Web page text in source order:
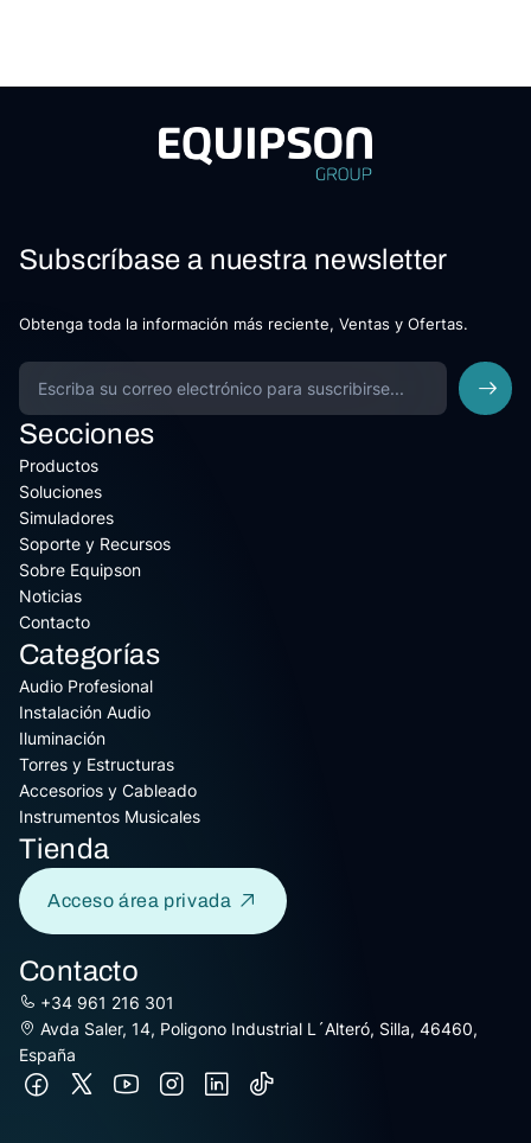
Subscríbase a nuestra newsletter
Obtenga toda la información más reciente, Ventas y Ofertas.
Secciones
Productos
Soluciones
Simuladores
Soporte y Recursos
Sobre Equipson
Noticias
Contacto
Categorías
Audio Profesional
Instalación Audio
Iluminación
Torres y Estructuras
Accesorios y Cableado
Instrumentos Musicales
Tienda
Acceso área privada
Contacto
+34 961 216 301
Avda Saler, 14, Poligono Industrial L´Alteró, Silla, 46460,
España